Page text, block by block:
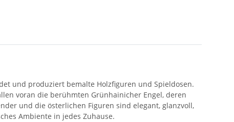
und produziert bemalte Holzfiguren und Spieldosen.
voran die berühmten Grünhainicher Engel, deren
und die österlichen Figuren sind elegant, glanzvoll,
Ambiente in jedes Zuhause.